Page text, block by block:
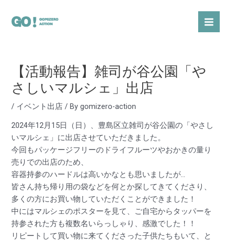
【活動報告】雑司が谷公園「や
さしいマルシェ」出店
/ イベント出店 / Bygomizero-action
2024年12月15日（日）、豊島区立雑司が谷公園の「やさし
いマルシェ」に出店させていただきました。
今回もパッケージフリーのドライフルーツやおかきの量り
売りでの出店のため、
容器持参のハードルは高いかなとも思いましたが…
皆さん持ち帰り用の袋などを何とか探してきてくださり、
多くの方にお買い物していただくことができました！
中にはマルシェのポスターを見て、ご自宅からタッパーを
持参された方も複数名いらっしゃり、感激でした！！
リピートして買い物に来てくださった子供たちもいて、と
navigation